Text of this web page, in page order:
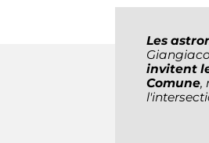
Les
invitent
Comune,